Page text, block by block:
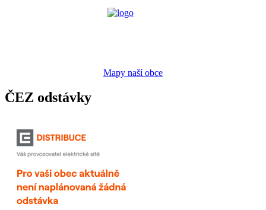
Mapy naší obce
ČEZ odstávky